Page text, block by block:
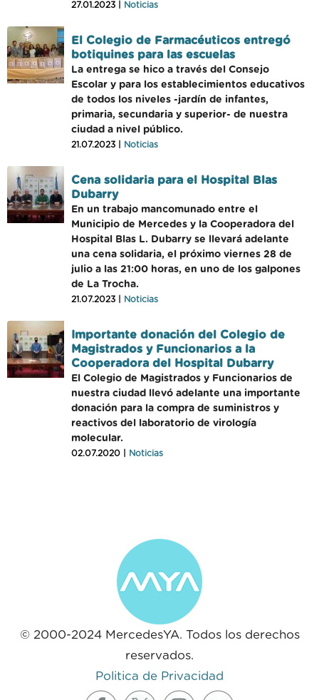
27.01.2023 | Noticias
El Colegio de Farmacéuticos entregó
botiquines para las escuelas
La entrega se hico a través del Consejo
Escolar y para los establecimientos educativos
de todos los niveles -jardín de infantes,
primaria, secundaria y superior- de nuestra
ciudad a nivel público.
21.07.2023 | Noticias
Cena solidaria para el Hospital Blas
Dubarry
En un trabajo mancomunado entre el
Municipio de Mercedes y la Cooperadora del
Hospital Blas L. Dubarry se llevará adelante
una cena solidaria, el próximo viernes 28 de
julio a las 21:00 horas, en uno de los galpones
de La Trocha.
21.07.2023 | Noticias
Importante donación del Colegio de
Magistrados y Funcionarios a la
Cooperadora del Hospital Dubarry
El Colegio de Magistrados y Funcionarios de
nuestra ciudad llevó adelante una importante
donación para la compra de suministros y
reactivos del laboratorio de virología
molecular.
02.07.2020 | Noticias
© 2000-2024 MercedesYA. Todos los derechos
reservados.
Politica de Privacidad